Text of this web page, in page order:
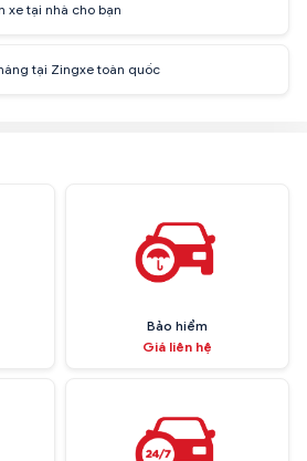
xe tại nhà cho bạn
tại Zingxe toàn quốc
Bảo hiểm
Giá liên hệ